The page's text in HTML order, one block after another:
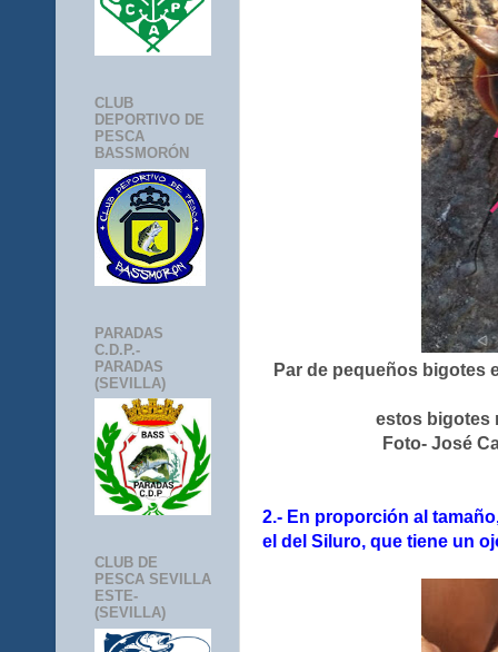
Par de pequeños bigotes
estos bigotes
Foto- José
2.- En proporción al
el del Siluro, que tiene un
CLUB
DEPORTIVO DE
PESCA
BASSMORÓN
PARADAS
C.D.P.-
PARADAS
(SEVILLA)
CLUB DE
PESCA SEVILLA
ESTE-
(SEVILLA)